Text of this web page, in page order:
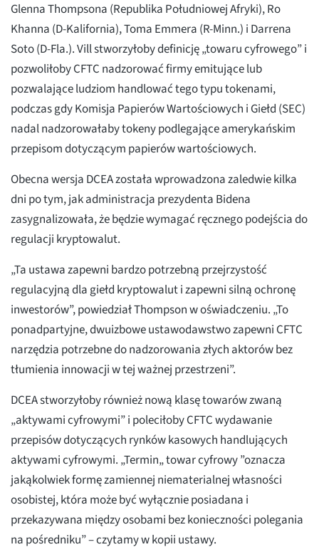
Glenna Thompsona (Republika Południowej Afryki), Ro
Khanna (D-Kalifornia), Toma Emmera (R-Minn.) i Darrena
Soto (D-Fla.). Vill stworzyłoby definicję „towaru cyfrowego” i
pozwoliłoby CFTC nadzorować firmy emitujące lub
pozwalające ludziom handlować tego typu tokenami,
podczas gdy Komisja Papierów Wartościowych i Giełd (SEC)
nadal nadzorowałaby tokeny podlegające amerykańskim
przepisom dotyczącym papierów wartościowych.
Obecna wersja DCEA została wprowadzona zaledwie kilka
dni po tym, jak administracja prezydenta Bidena
zasygnalizowała, że będzie wymagać ręcznego podejścia do
regulacji kryptowalut.
„Ta ustawa zapewni bardzo potrzebną przejrzystość
regulacyjną dla giełd kryptowalut i zapewni silną ochronę
inwestorów”, powiedział Thompson w oświadczeniu. „To
ponadpartyjne, dwuizbowe ustawodawstwo zapewni CFTC
narzędzia potrzebne do nadzorowania złych aktorów bez
tłumienia innowacji w tej ważnej przestrzeni”.
DCEA stworzyłoby również nową klasę towarów zwaną
„aktywami cyfrowymi” i poleciłoby CFTC wydawanie
przepisów dotyczących rynków kasowych handlujących
aktywami cyfrowymi. „Termin„ towar cyfrowy ”oznacza
jakąkolwiek formę zamiennej niematerialnej własności
osobistej, która może być wyłącznie posiadana i
przekazywana między osobami bez konieczności polegania
na pośredniku” – czytamy w kopii ustawy.